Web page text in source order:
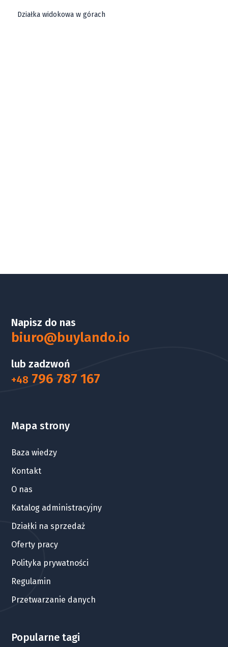
Działka widokowa w górach
Napisz do nas
biuro@buylando.io
lub zadzwoń
+48 796 787 167
Mapa strony
Baza wiedzy
Kontakt
O nas
Katalog administracyjny
Działki na sprzedaż
Oferty pracy
Polityka prywatności
Regulamin
Przetwarzanie danych
Popularne tagi